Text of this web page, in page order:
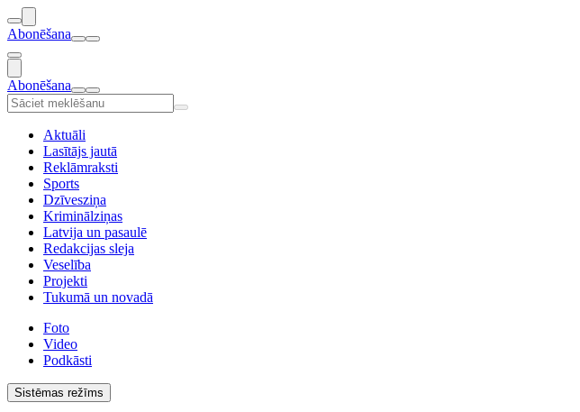
Abonēšana
Abonēšana
Aktuāli
Lasītājs jautā
Reklāmraksti
Sports
Dzīvesziņa
Kriminālziņas
Latvija un pasaulē
Redakcijas sleja
Veselība
Projekti
Tukumā un novadā
Foto
Video
Podkāsti
Sistēmas režīms